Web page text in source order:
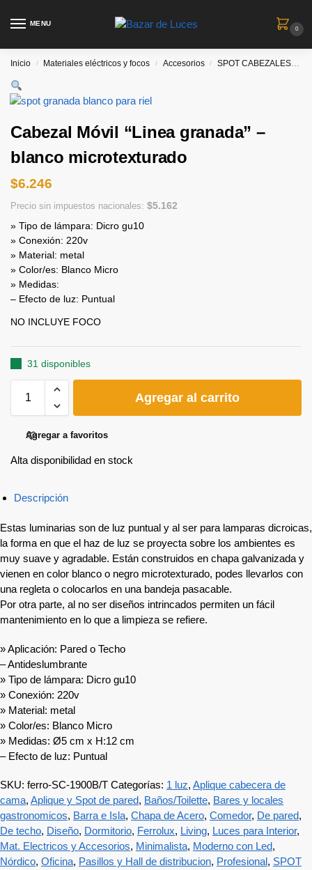
MENU
0
Inicio / Materiales eléctricos y focos / Accesorios / SPOT CABEZALES
Cabezal Móvil “Linea granada” –
blanco microtexturado
$6.246
Precio sin impuestos nacionales: $5.162
» Tipo de lámpara: Dicro gu10
» Conexión: 220v
» Material: metal
» Color/es: Blanco Micro
» Medidas:
– Efecto de luz: Puntual
NO INCLUYE FOCO
31 disponibles
Agregar al carrito
Agregar a favoritos
Alta disponibilidad en stock
Descripción
Estas luminarias son de luz puntual y al ser para lamparas dicroicas,
la forma en que el haz de luz se proyecta sobre los ambientes es
muy suave y agradable. Están construidos en chapa galvanizada y
vienen en color blanco o negro microtexturado, podes llevarlos con
una regleta o colocarlos en una bandeja pasacable.
Por otra parte, al no ser diseños intrincados permiten un fácil
mantenimiento en lo que a limpieza se refiere.
» Aplicación: Pared o Techo
– Antideslumbrante
» Tipo de lámpara: Dicro gu10
» Conexión: 220v
» Material: metal
» Color/es: Blanco Micro
» Medidas: Ø5 cm x H:12 cm
– Efecto de luz: Puntual
SKU: ferro-SC-1900B/T Categorías: 1 luz, Aplique cabecera de
cama, Aplique y Spot de pared, Baños/Toilette, Bares y locales
gastronomicos, Barra e Isla, Chapa de Acero, Comedor, De pared,
De techo, Diseño, Dormitorio, Ferrolux, Living, Luces para Interior,
Mat. Electricos y Accesorios, Minimalista, Moderno con Led,
Nórdico, Oficina, Pasillos y Hall de distribucion, Profesional, SPOT